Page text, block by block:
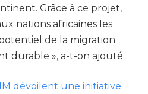
Grâce à ce projet,
nations africaines les
de la migration
durable », a-t-on ajouté.
dévoilent une initiative